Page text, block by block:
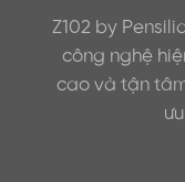
Z102 by
công nghệ
cao và tận